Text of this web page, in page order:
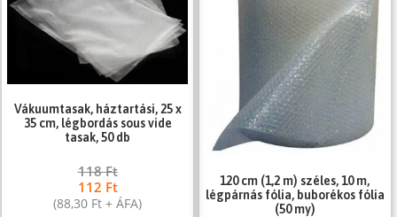
Vákuumtasak, háztartási, 25 x
35 cm, légbordás sous vide
tasak, 50 db
118Ft
112 Ft
(88,30 Ft + ÁFA)
120 cm (1,2 m) széles, 10 m,
légpárnás fólia, buborékos fólia
(50 my)